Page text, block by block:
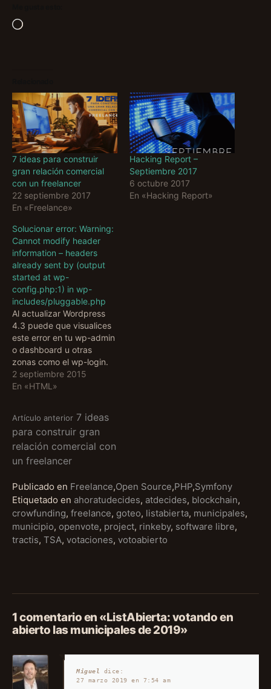
Cargando...
7 ideas para construir
gran relación comercial
con un freelancer
22 septiembre 2017
En «Freelance»
Hacking Report –
Septiembre 2017
6 octubre 2017
En «Hacking Report»
Solucionar error: Warning:
Cannot modify header
information – headers
already sent by (output
started at wp-
config.php:1) in wp-
includes/pluggable.php
Al actualizar Wordpress
4.3 puede que visualices
este error en tu wp-admin
o dashboard u otras
zonas como el wp-login.
Suele pasar a usuarios
que actualizan su
con algún editor (tipo
Filemanager de Cpanel u
otros) que añaden al
archivo el modo UTF8
2 septiembre 2015
En «HTML»
Seguir
leyendo
Artículo anterior 7 ideas
para construir gran
relación comercial con
un freelancer
Publicado en Freelance,Open Source,PHP,Symfony
Etiquetado en ahoratudecides, atdecides, blockchain,
crowfunding, freelance, goteo, listabierta, municipales,
municipio, openvote, project, rinkeby, software libre,
tractis, TSA, votaciones, votoabierto
1 comentario en «ListAbierta: votando en
abierto las municipales de 2019»
Miguel
dice:
27 marzo 2019 en 7:54 am